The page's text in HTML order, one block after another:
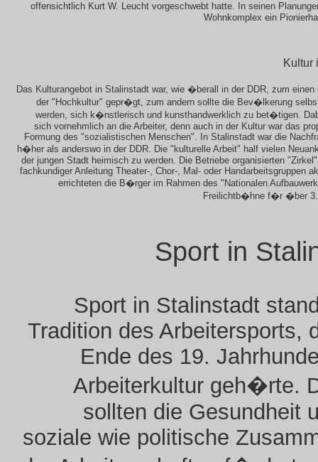
offensichtlich Kurt W. Leucht vorgeschwebt hatte. In seinen
Wohnkomplex ein
Kultur
Das Kulturangebot in Stalinstadt war, wie �berall in der DDR, zum einen
der "Hochkultur" gepr�gt, zum andern sollte die Bev�lkerung
werden, sich k�nstlerisch und kunsthandwerklich zu bet�tigen.
sich vornehmlich an die Arbeiter, denn auch in der Kultur war das
Formung des "sozialistischen Menschen". In Stalinstadt war die
h�her als anderswo in der DDR. Die "kulturelle Arbeit" half vielen
der jungen Stadt heimisch zu werden. Die Betriebe organisierten
fachkundiger Anleitung Theater-, Chor-, Mal- oder Handarbeitsgruppen
errichteten die B�rger im Rahmen des "Nationalen
Freilichtb�hne f�r �ber
Sport in
Sport in Stalinstadt
Tradition des Arbeitersports,
Ende des 19.
Arbeiterkultur geh�rte.
sollten die Gesundheit
soziale wie politische